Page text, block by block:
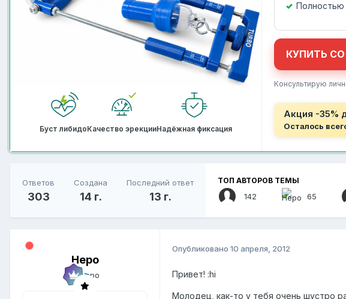
Буст либидоКачество эрекцииНадёжная фиксация
Полностью
КУПИТЬ
Консультирую
Акция -35%
Осталось
Ответов
303
Создана
14 г.
Последний ответ
13 г.
ТОП АВТОРОВ ТЕМЫ
142 65
Неро
Опубликовано 10 апреля, 2012
Привет! :hi
Молодец, как-то у тебя очень шустро